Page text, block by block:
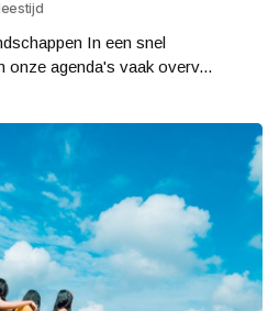
In een snel
onze agenda's vaak overv...